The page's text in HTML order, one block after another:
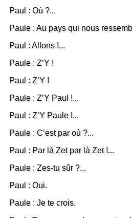
Paul : Où ?...
Paule : Au pays qui nous
Paul : Allons !...
Paule : Z’Y !
Paul : Z’Y !
Paule : Z’Y Paul !...
Paul : Z’Y Paule !...
Paule : C’est par où ?...
Paul : Par là Zet par là Zet !...
Paule : Zes-tu sûr ?...
Paul : Oui.
Paule : Je te crois.